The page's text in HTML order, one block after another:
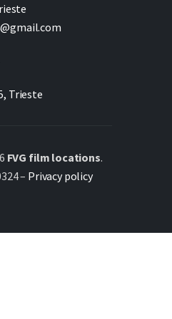
Trieste
FVG film locations.
– Privacy policy